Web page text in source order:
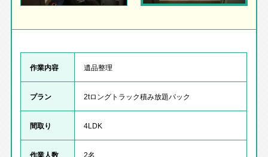
作業内容 遺品整理
プラン 2tロングトラック積み放題パック
間取り 4LDK